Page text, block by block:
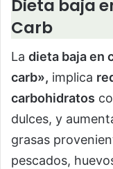
Dieta baja
Carb
La dieta baja en
carb», implica
carbohidratos
dulces, y
grasas
pescados,